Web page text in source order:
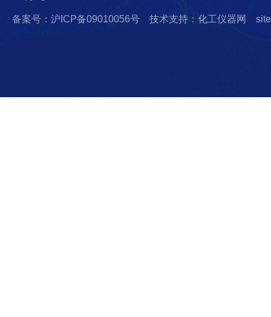
备案号：沪ICP备09010056号 技术支持：化工仪器网